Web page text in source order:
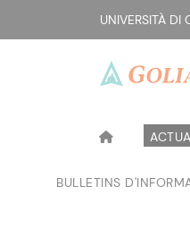
UNIVERSITÀ DI
BULLETINS